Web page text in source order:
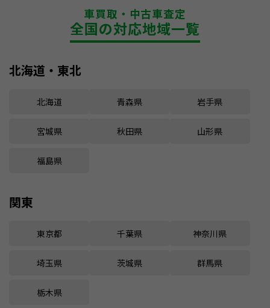
車買取・中古車査定
全国の対応地域一覧
北海道・東北
北海道 青森県 岩手県
宮城県 秋田県 山形県
福島県
関東
東京都 千葉県 神奈川県
埼玉県 茨城県 群馬県
栃木県